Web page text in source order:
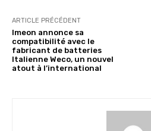
ARTICLE PRÉCÉDENT
Imeon annonce sa
compatibilité avec le
fabricant de batteries
Italienne Weco, un nouvel
atout à l’international